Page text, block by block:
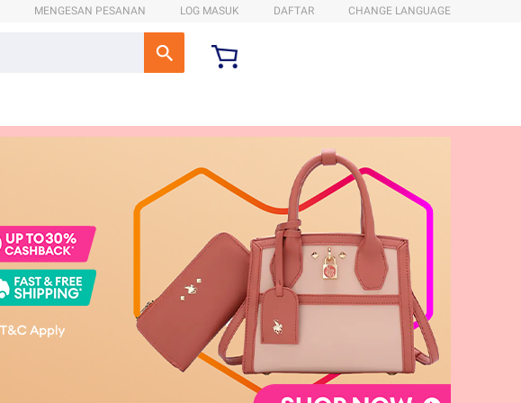
MENGESAN PESANAN LOG MASUK DAFTAR CHANGE LANGUAGE